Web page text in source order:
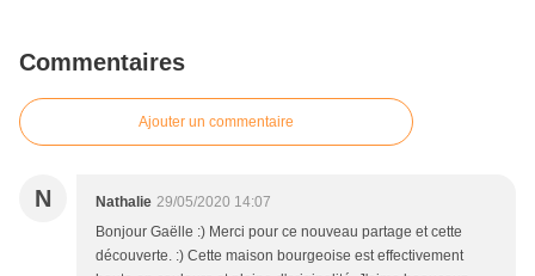
Commentaires
Ajouter un commentaire
N Nathalie 29/05/2020 14:07
Bonjour Gaëlle :) Merci pour ce nouveau partage et cette
découverte. :) Cette maison bourgeoise est effectivement